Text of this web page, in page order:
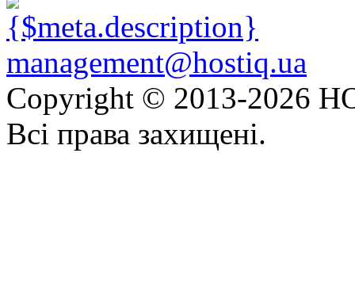
management@hostiq.ua
Copyright © 2013-2026
Всі права захищені.